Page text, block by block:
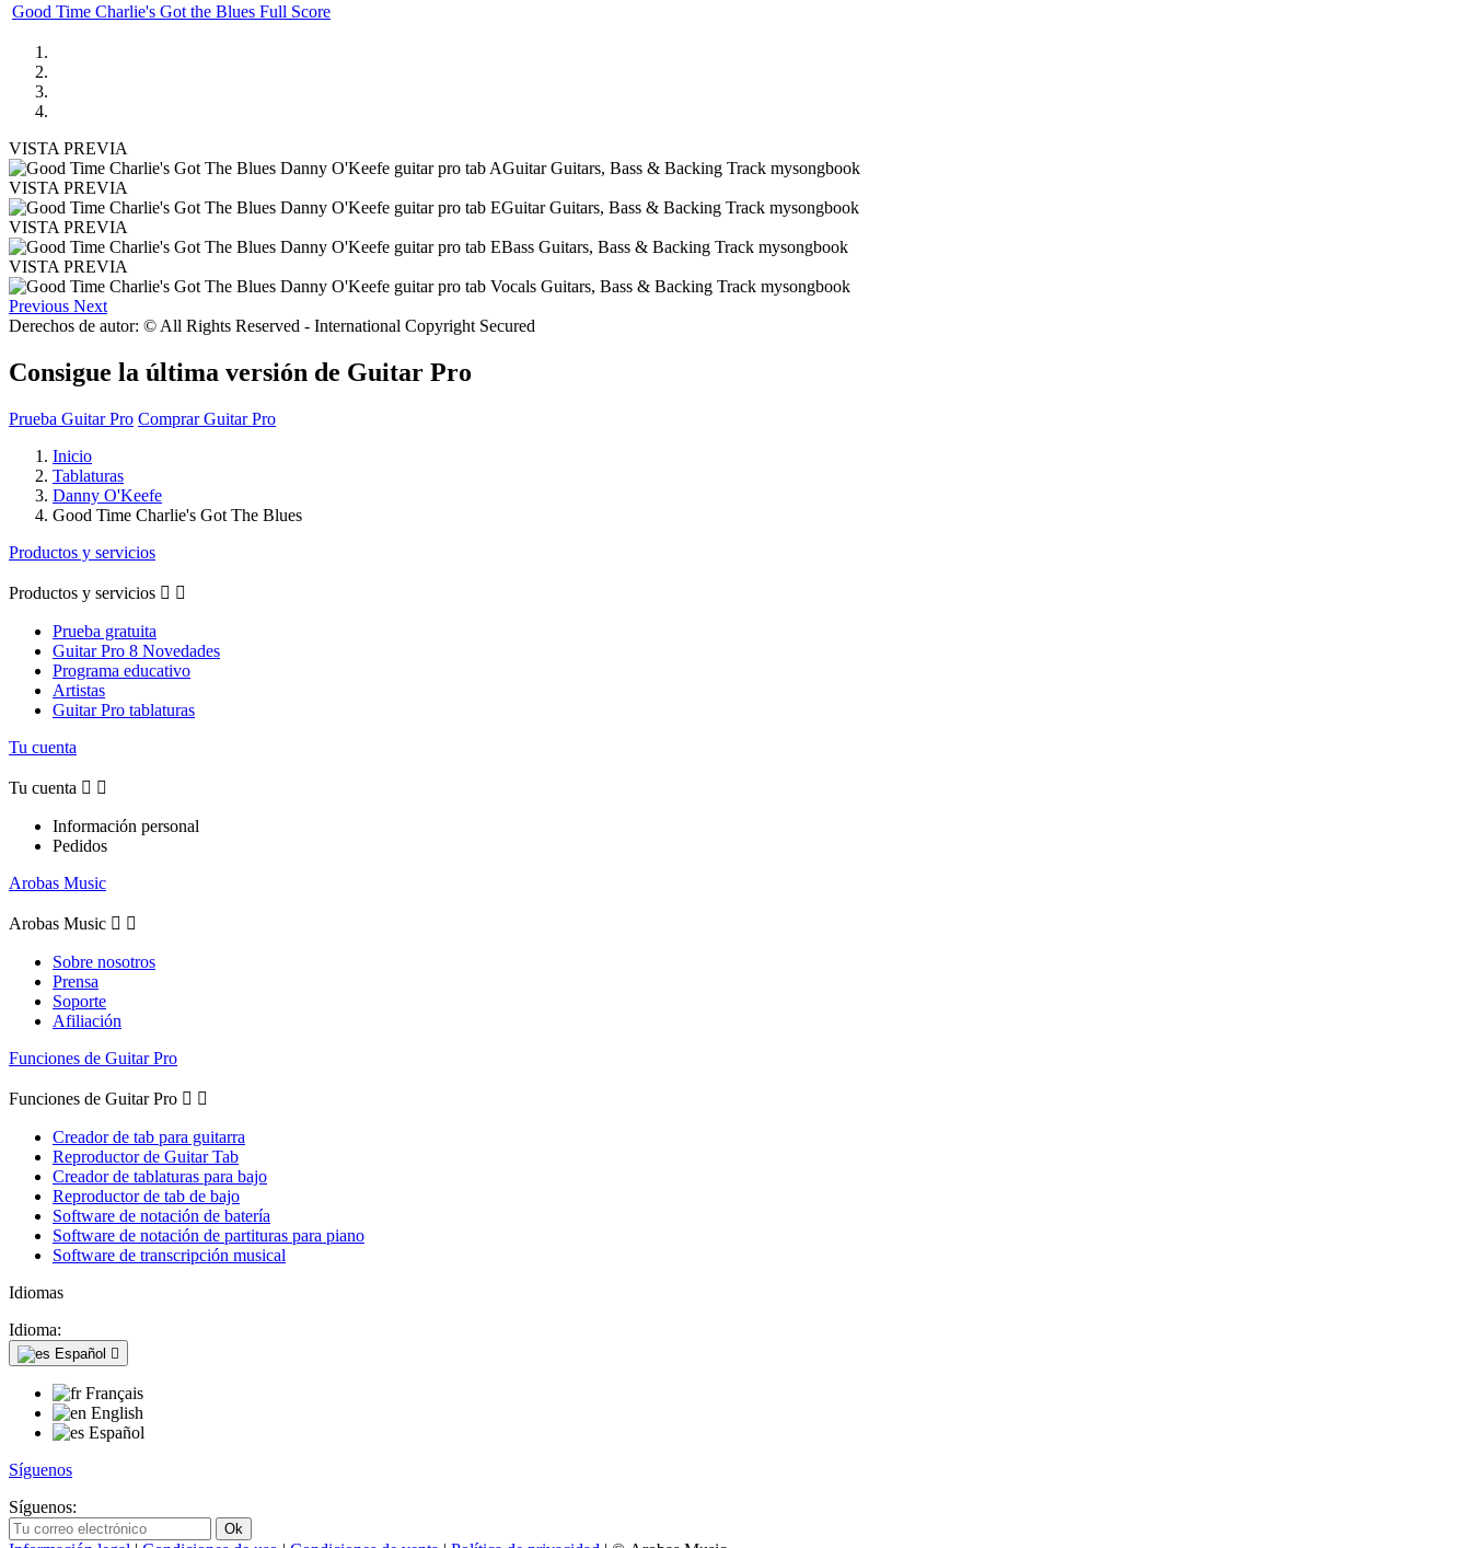
Good Time Charlie's Got the Blues Full Score
VISTA PREVIA
VISTA PREVIA
VISTA PREVIA
VISTA PREVIA
Previous Next
Derechos de autor: © All Rights Reserved - International Copyright Secured
Consigue la última versión de Guitar Pro
Prueba Guitar Pro Comprar Guitar Pro
Inicio
Tablaturas
Danny O'Keefe
Good Time Charlie's Got The Blues
Productos y servicios
Productos y servicios  
Prueba gratuita
Guitar Pro 8 Novedades
Programa educativo
Artistas
Guitar Pro tablaturas
Tu cuenta
Tu cuenta  
Información personal
Pedidos
Arobas Music
Arobas Music  
Sobre nosotros
Prensa
Soporte
Afiliación
Funciones de Guitar Pro
Funciones de Guitar Pro  
Creador de tab para guitarra
Reproductor de Guitar Tab
Creador de tablaturas para bajo
Reproductor de tab de bajo
Software de notación de batería
Software de notación de partituras para piano
Software de transcripción musical
Idiomas
Idioma:
Español 
Français
English
Español
Síguenos
Síguenos: